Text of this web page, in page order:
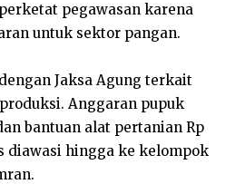
pegawasan karena
untuk sektor pangan.
Jaksa Agung terkait
Anggaran pupuk
bantuan alat pertanian Rp
diawasi hingga ke kelompok